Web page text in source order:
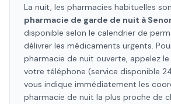
La nuit, les pharmacies habituelles
pharmacie de garde de nuit à
disponible selon le calendrier de
délivrer les médicaments urgents.
pharmacie de nuit ouverte, appelez le
votre téléphone (service disponible
vous indique immédiatement les
pharmacie de nuit la plus proche de